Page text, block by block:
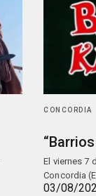
CONCORDIA
El viernes 7
Concordia
03/08/